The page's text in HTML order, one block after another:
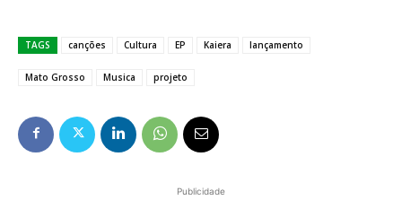
TAGS canções Cultura EP Kaiera lançamento
Mato Grosso Musica projeto
Publicidade